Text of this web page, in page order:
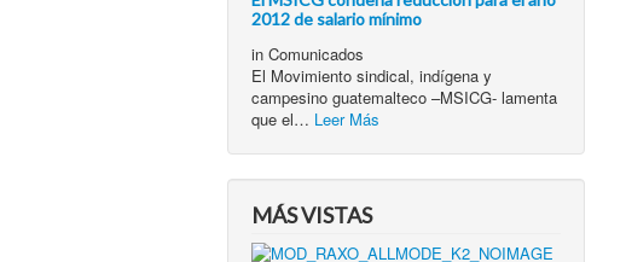
2012 de salario mínimo
inComunicados
El Movimiento sindical, indígena y
campesino guatemalteco –MSICG- lamenta
que el… Leer Más
MÁS VISTAS